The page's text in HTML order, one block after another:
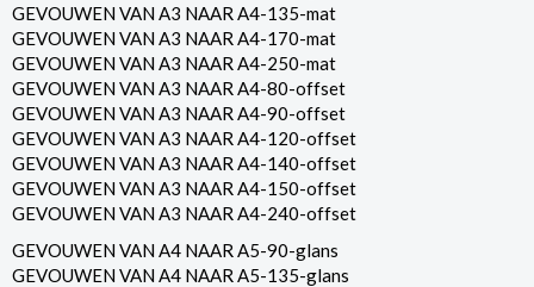
GEVOUWEN VAN A3 NAAR A4-135-mat
GEVOUWEN VAN A3 NAAR A4-170-mat
GEVOUWEN VAN A3 NAAR A4-250-mat
GEVOUWEN VAN A3 NAAR A4-80-offset
GEVOUWEN VAN A3 NAAR A4-90-offset
GEVOUWEN VAN A3 NAAR A4-120-offset
GEVOUWEN VAN A3 NAAR A4-140-offset
GEVOUWEN VAN A3 NAAR A4-150-offset
GEVOUWEN VAN A3 NAAR A4-240-offset
GEVOUWEN VAN A4 NAAR A5-90-glans
GEVOUWEN VAN A4 NAAR A5-135-glans